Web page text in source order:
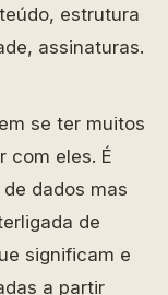
estrutura
assinaturas.
se ter muitos
com eles. É
dados mas
de
significam e
a partir